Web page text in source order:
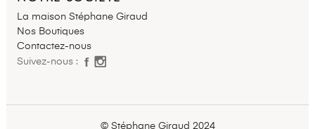
La maison Stéphane Giraud
Nos Boutiques
Contactez-nous
Suivez-nous :
© Stéphane Giraud 2024